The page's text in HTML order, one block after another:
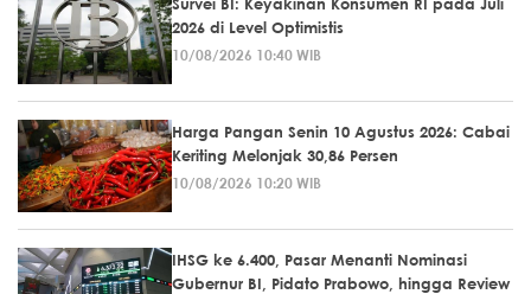
2026 di Level Optimistis
10/08/2026 10:40 WIB
Harga Pangan Senin 10 Agustus 2026: Cabai
Keriting Melonjak 30,86 Persen
10/08/2026 10:20 WIB
IHSG ke 6.400, Pasar Menanti Nominasi
Gubernur BI, Pidato Prabowo, hingga Review